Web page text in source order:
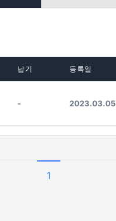
납기 등록일
- 2023.03.05
1